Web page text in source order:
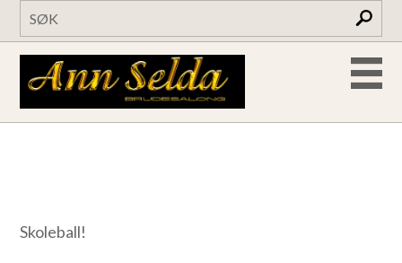
Skoleball!